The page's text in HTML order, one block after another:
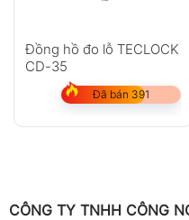
Đồng hồ đo lỗ TECLOCK
CD-35
Đã bán 391
CÔNG TY TNHH CÔNG